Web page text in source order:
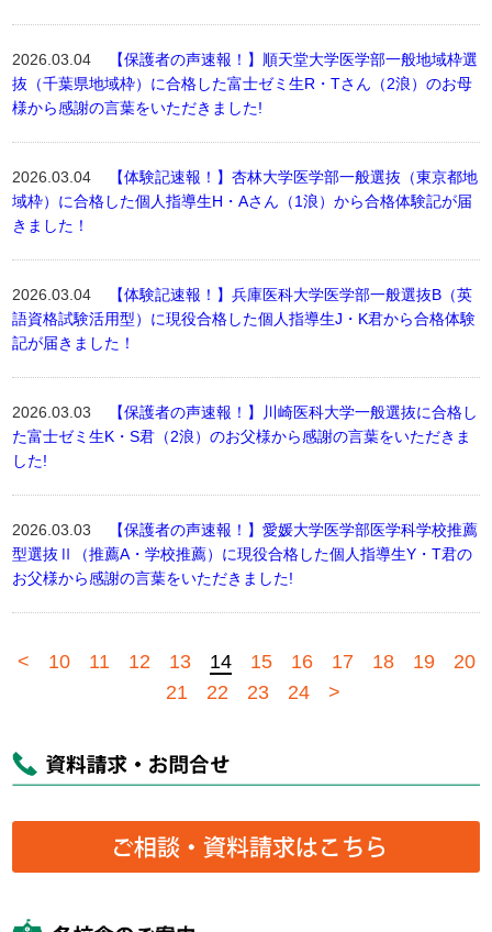
2026.03.04
【保護者の声速報！】順天堂大学医学部一般地域枠選
抜（千葉県地域枠）に合格した富士ゼミ生R・Tさん（2浪）のお母
様から感謝の言葉をいただきました!
2026.03.04
【体験記速報！】杏林大学医学部一般選抜（東京都地
域枠）に合格した個人指導生H・Aさん（1浪）から合格体験記が届
きました！
2026.03.04
【体験記速報！】兵庫医科大学医学部一般選抜B（英
語資格試験活用型）に現役合格した個人指導生J・K君から合格体験
記が届きました！
2026.03.03
【保護者の声速報！】川崎医科大学一般選抜に合格し
た富士ゼミ生K・S君（2浪）のお父様から感謝の言葉をいただきま
した!
2026.03.03
【保護者の声速報！】愛媛大学医学部医学科学校推薦
型選抜Ⅱ（推薦A・学校推薦）に現役合格した個人指導生Y・T君の
お父様から感謝の言葉をいただきました!
< 10 11 12 13 14 15 16 17 18 19
20
21
22 23 24 >